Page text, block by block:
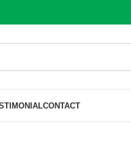
CONTACT